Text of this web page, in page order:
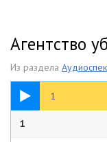
Агентство
Из раздела
1
18:52
1